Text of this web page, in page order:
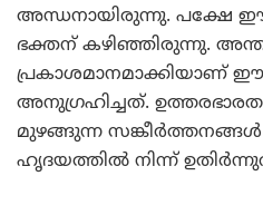
അന്ധനായിരുന്നു. പക്ഷേ
ഭക്തന് കഴിഞ്ഞിരുന്നു.
പ്രകാശമാനമാക്കിയാണ്
അനുഗ്രഹിച്ചത്.
മുഴങ്ങുന്ന
ഹൃദയത്തില്‍ നിന്ന്